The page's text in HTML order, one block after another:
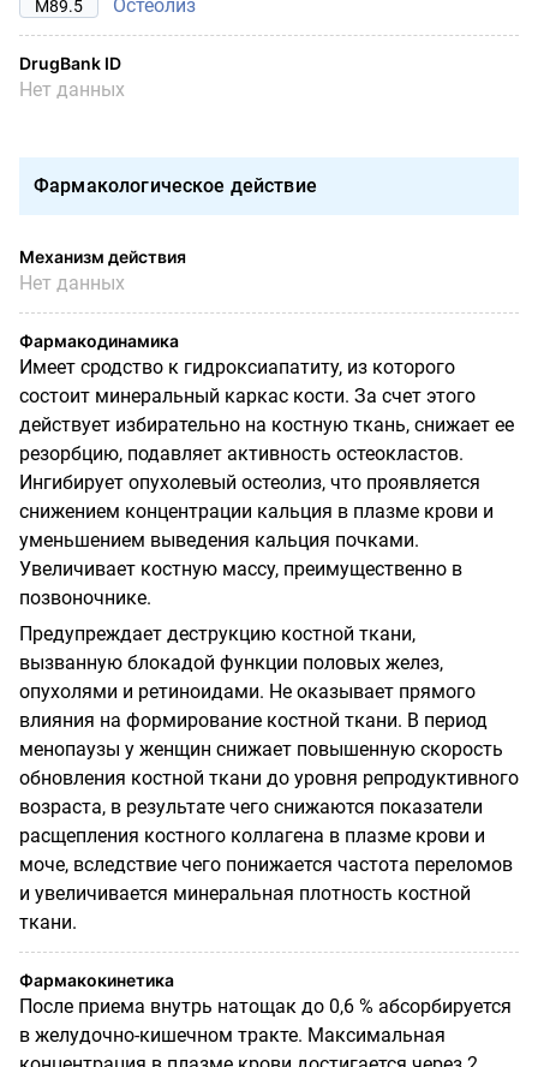
M89.5 Остеолиз
DrugBank ID
Нет данных
Фармакологическое действие
Механизм действия
Нет данных
Фармакодинамика
Имеет сродство к гидроксиапатиту, из которого
состоит минеральный каркас кости. За счет этого
действует избирательно на костную ткань, снижает ее
резорбцию, подавляет активность остеокластов.
Ингибирует опухолевый остеолиз, что проявляется
снижением концентрации кальция в плазме крови и
уменьшением выведения кальция почками.
Увеличивает костную массу, преимущественно в
позвоночнике.
Предупреждает деструкцию костной ткани,
вызванную блокадой функции половых желез,
опухолями и ретиноидами. Не оказывает прямого
влияния на формирование костной ткани. В период
менопаузы у женщин снижает повышенную скорость
обновления костной ткани до уровня репродуктивного
возраста, в результате чего снижаются показатели
расщепления костного коллагена в плазме крови и
моче, вследствие чего понижается частота переломов
и увеличивается минеральная плотность костной
ткани.
Фармакокинетика
После приема внутрь натощак до 0,6 % абсорбируется
в желудочно-кишечном тракте. Максимальная